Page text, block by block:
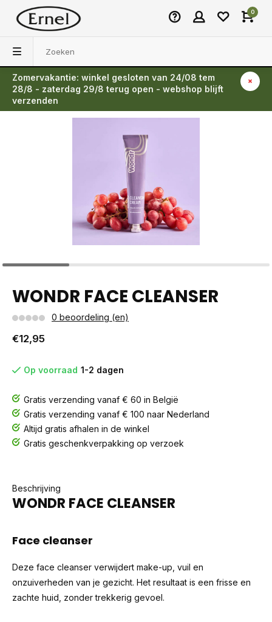
0
Zomervakantie: winkel gesloten van 24/08 tem
28/8 - zaterdag 29/8 terug open - webshop blijft
verzenden
Terug
WONDR FACE CLEANSER
0 beoordeling (en)
€12,95
Op voorraad 1-2 dagen
Gratis verzending vanaf € 60 in België
Gratis verzending vanaf € 100 naar Nederland
Altijd gratis afhalen in de winkel
Gratis geschenkverpakking op verzoek
Beschrijving
WONDR FACE CLEANSER
Face cleanser
Deze face cleanser verwijdert make-up, vuil en
onzuiverheden van je gezicht. Het resultaat is een frisse en
zachte huid, zonder trekkerig gevoel.